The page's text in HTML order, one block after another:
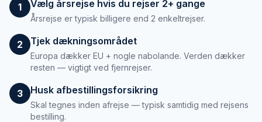
1 Vælg årsrejse hvis du rejser 2+ gange
Årsrejse er typisk billigere end 2 enkeltrejser.
2 Tjek dækningsområdet
Europa dækker EU + nogle nabolande. Verden dækker
resten — vigtigt ved fjernrejser.
3 Husk afbestillingsforsikring
Skal tegnes inden afrejse — typisk samtidig med rejsens
bestilling.